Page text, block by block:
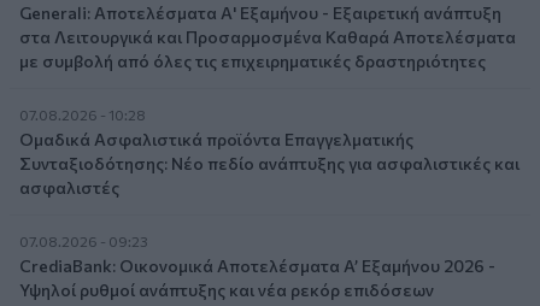
Generali: Αποτελέσματα Α' Εξαμήνου - Εξαιρετική ανάπτυξη
στα Λειτουργικά και Προσαρμοσμένα Καθαρά Αποτελέσματα
με συμβολή από όλες τις επιχειρηματικές δραστηριότητες
07.08.2026 - 10:28
Ομαδικά Ασφαλιστικά προϊόντα Επαγγελματικής
Συνταξιοδότησης: Νέο πεδίο ανάπτυξης για ασφαλιστικές και
ασφαλιστές
07.08.2026 - 09:23
CrediaBank: Οικονομικά Αποτελέσματα A’ Εξαμήνου 2026 -
Υψηλοί ρυθμοί ανάπτυξης και νέα ρεκόρ επιδόσεων